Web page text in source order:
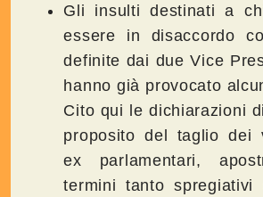
Gli insulti destinati a
essere in disaccordo
definite dai due Vice
hanno già provocato
Cito qui le dichiarazioni
proposito del taglio dei
ex parlamentari,
termini tanto spregiativi